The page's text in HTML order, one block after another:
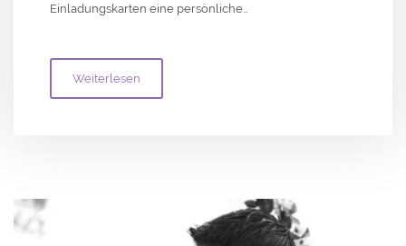
Einladungskarten eine persönliche…
Weiterlesen